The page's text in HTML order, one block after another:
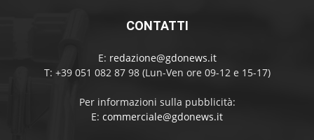
CONTATTI
E: redazione@gdonews.it
T: +39 051 082 87 98 (Lun-Ven ore 09-12 e 15-17)
Per informazioni sulla pubblicità:
E: commerciale@gdonews.it